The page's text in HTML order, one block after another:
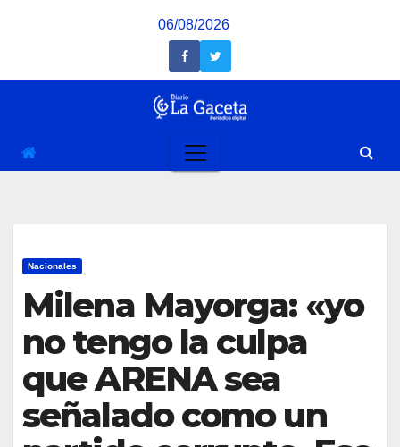
06/08/2026
Nacionales
Milena Mayorga: «yo
no tengo la culpa
que ARENA sea
señalado como un